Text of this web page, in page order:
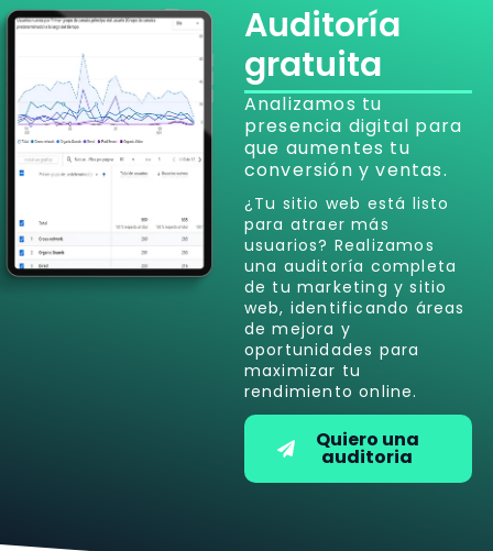
Auditoría
gratuita
Analizamos tu
presencia digital para
que aumentes tu
conversión y ventas.
¿Tu sitio web está listo
para atraer más
usuarios? Realizamos
una auditoría completa
de tu marketing y sitio
web, identificando áreas
de mejora y
oportunidades para
maximizar tu
rendimiento online.
Quiero una
auditoria